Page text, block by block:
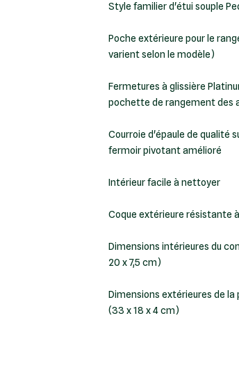
Style familier d'étui souple
Poche extérieure pour le
varient selon le modèle)
Fermetures à glissière
pochette de rangement des
Courroie d'épaule de qualité
fermoir pivotant amélioré
Intérieur facile à nettoyer
Coque extérieure résistante
Dimensions intérieures du
20 x 7,5 cm)
Dimensions extérieures de
(33 x 18 x 4 cm)